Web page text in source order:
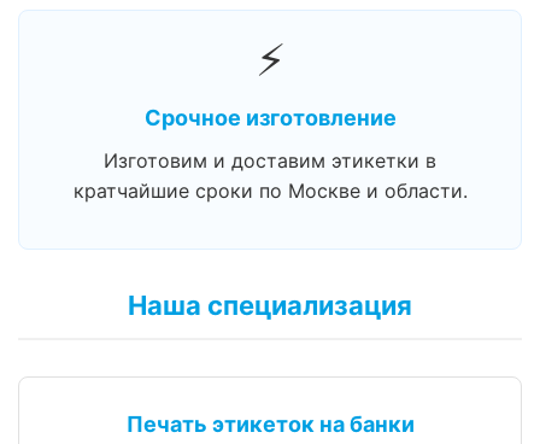
⚡
Срочное изготовление
Изготовим и доставим этикетки в
кратчайшие сроки по Москве и области.
Наша специализация
Печать этикеток на банки